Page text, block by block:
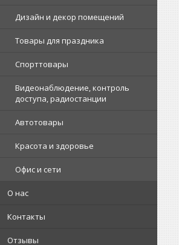
Дизайн и декор помещений
Товары для праздника
Спорттовары
Видеонаблюдение, контроль
доступа, радиостанции
Автотовары
Красота и здоровье
Офис и сети
О нас
Контакты
Отзывы